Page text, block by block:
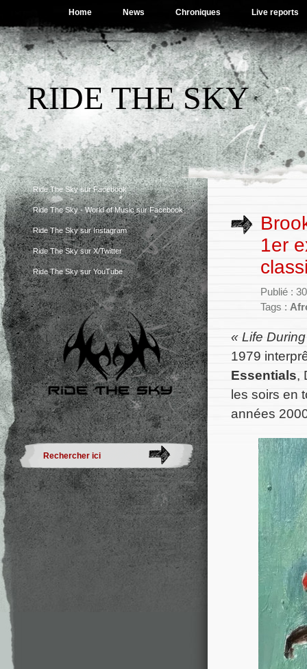
Home News Chroniques Live reports
RIDE THE SKY
Ride The Sky sur Facebook
Ride The Sky - World of Music sur Facebook
Ride The Sky sur Instagram
Ride The Sky sur X/Twitter
Ride The Sky sur YouTube
1er
Publié :
Tags :
« Life
1979
Essentials,
les soirs en
années